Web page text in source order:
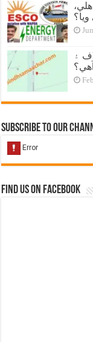
۽
Subscribe to our
Find us on Facebook